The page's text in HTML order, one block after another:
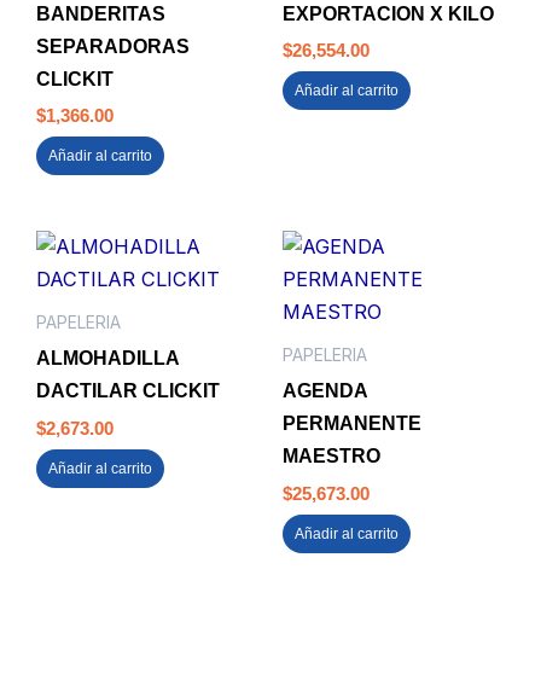
BANDERITAS
SEPARADORAS
CLICKIT
$1,366.00
Añadir al carrito
EXPORTACION X KILO
$26,554.00
Añadir al carrito
PAPELERIA
ALMOHADILLA
DACTILAR CLICKIT
$2,673.00
Añadir al carrito
PAPELERIA
AGENDA
PERMANENTE
MAESTRO
$25,673.00
Añadir al carrito